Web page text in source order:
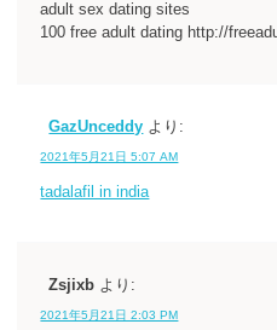
adult sex dating sites
100 free adult dating http://
GazUnceddy より:
2021年5月21日 5:07 AM
tadalafil in india
Zsjixb より:
2021年5月21日 2:03 PM